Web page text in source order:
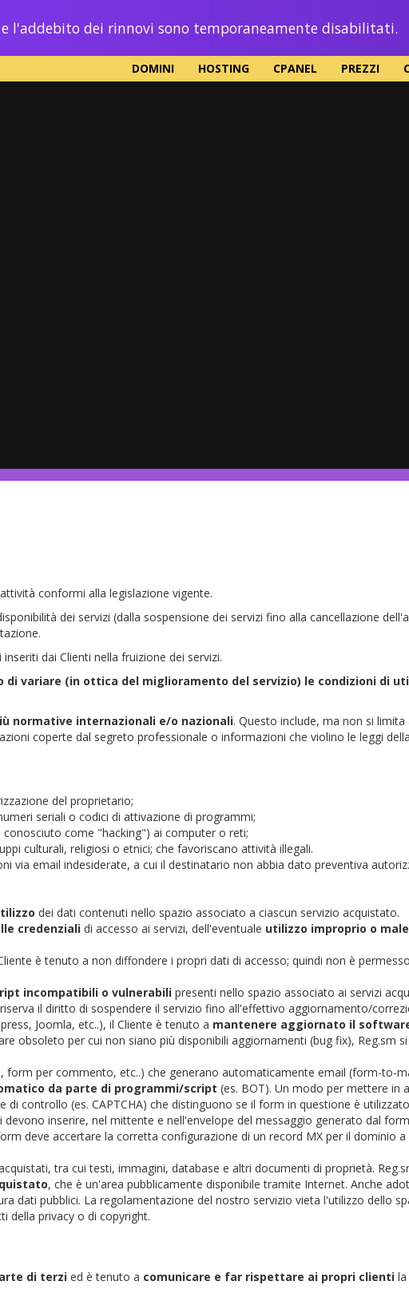
l'addebito dei rinnovi sono temporaneamente disabilitati.
DOMINI HOSTING CPANEL PREZZI
conformi alla legislazione vigente.
dei servizi (dalla sospensione dei servizi fino alla cancellazione
dai Clienti nella fruizione dei servizi.
di variare (in ottica del miglioramento del servizio) le condizioni di
normative internazionali e/o nazionali. Questo include, ma non si
coperte dal segreto professionale o informazioni che violino le leggi
del proprietario;
seriali o codici di attivazione di programmi;
come "hacking") ai computer o reti;
culturali, religiosi o etnici; che favoriscano attività illegali.
via email indesiderate, a cui il destinatario non abbia dato preventiva
dei dati contenuti nello spazio associato a ciascun servizio acquistato.
credenziali di accesso ai servizi, dell'eventuale utilizzo improprio o
è tenuto a non diffondere i propri dati di accesso; quindi non è
incompatibili o vulnerabili presenti nello spazio associato ai servizi
il diritto di sospendere il servizio fino all'effettivo aggiornamento/
Joomla, etc..), il Cliente è tenuto a mantenere aggiornato il
obsoleto per cui non siano più disponibili aggiornamenti (bug fix), Reg.sm
per commento, etc..) che generano automaticamente email (form-to-
da parte di programmi/script (es. BOT). Un modo per mettere in
controllo (es. CAPTCHA) che distinguono se il form in questione è
inserire, nel mittente e nell'envelope del messaggio generato dal
deve accertare la corretta configurazione di un record MX per il dominio a
tra cui testi, immagini, database e altri documenti di proprietà.
, che è un'area pubblicamente disponibile tramite Internet. Anche
dati pubblici. La regolamentazione del nostro servizio vieta l'utilizzo dello
della privacy o di copyright.
di terzi ed è tenuto a comunicare e far rispettare ai propri clienti